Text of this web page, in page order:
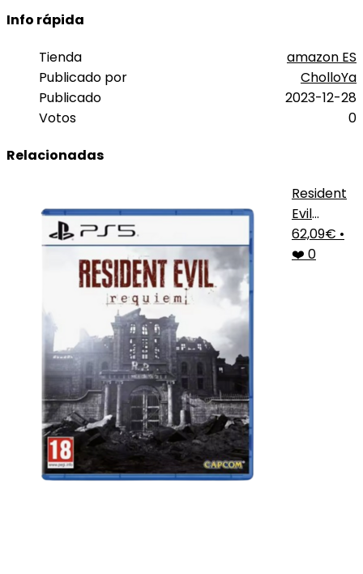
Info rápida
Tienda
amazon ES
Publicado por
CholloYa
Publicado
2023-12-28
Votos
0
Relacionadas
Resident
Evil
Requiem
PS5
62,09€ •
❤️ 0